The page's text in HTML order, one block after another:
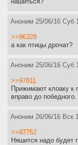
Аноним 25/06/16 Суб
>>96328
а как птицы дрочат?
Аноним 25/06/16 Суб
>>97811
Прижимают клоаку к
вправо до победного.
Аноним 26/06/16 Вск
>>97752
Няшится надо будет